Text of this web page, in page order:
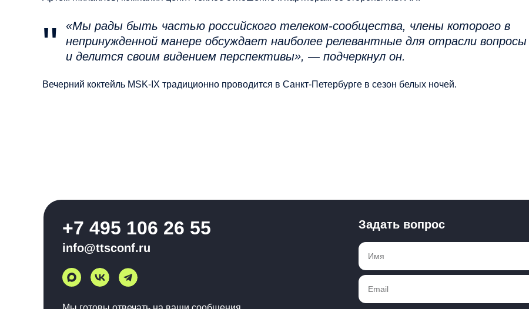
«Мы рады быть частью российского телеком-сообщества, члены которого в
непринужденной манере обсуждает наиболее релевантные для отрасли вопросы
и делится своим видением перспективы», — подчеркнул он.
Вечерний коктейль MSK-IX традиционно проводится в Санкт-Петербурге в сезон белых ночей.
+7 495 106 26 55
info@ttsconf.ru
Задать вопрос